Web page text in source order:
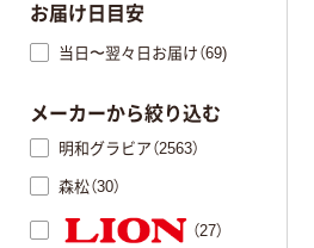
お届け日目安
当日〜翌々日お届け（69)
メーカーから絞り込む
明和グラビア（2563）
森松（30）
（27）